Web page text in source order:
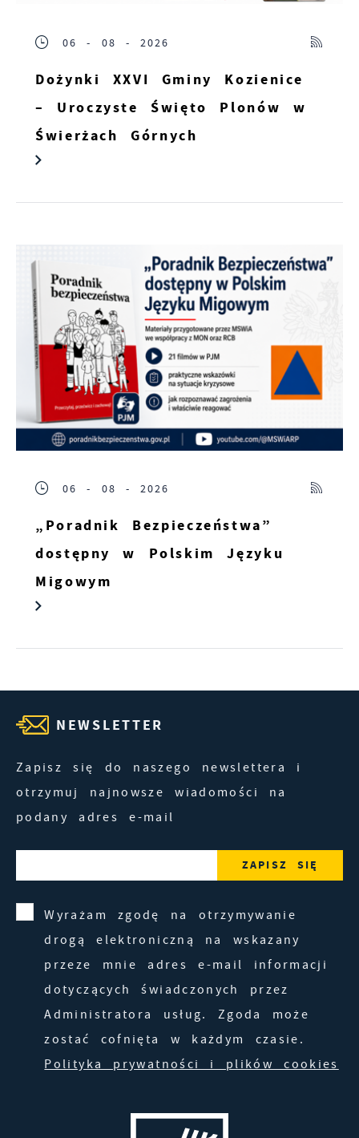
06 - 08 - 2026
Dożynki XXVI Gminy Kozienice
– Uroczyste Święto Plonów w
Świerżach Górnych
06 - 08 - 2026
„Poradnik Bezpieczeństwa”
dostępny w Polskim Języku
Migowym
NEWSLETTER
Zapisz się do naszego newslettera i
otrzymuj najnowsze wiadomości na
podany adres e-mail
Wyrażam zgodę na otrzymywanie
drogą elektroniczną na wskazany
przeze mnie adres e-mail informacji
dotyczących świadczonych przez
Administratora usług. Zgoda może
zostać cofnięta w każdym czasie.
Polityka prywatności i plików cookies